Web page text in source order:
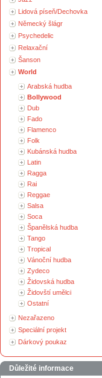
Lidová píseň/Dechovka
Německý šlágr
Psychedelic
Relaxační
Šanson
World
Arabská hudba
Bollywood
Dub
Fado
Flamenco
Folk
Kubánská hudba
Latin
Ragga
Rai
Reggae
Salsa
Soca
Španělská hudba
Tango
Tropical
Vánoční hudba
Zydeco
Židovská hudba
Židovští umělci
Ostatní
Nezařazeno
Speciální projekt
Dárkový poukaz
Důležité informace